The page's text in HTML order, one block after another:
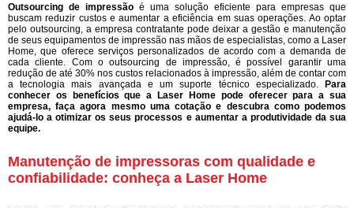
Outsourcing de impressão é uma solução eficiente para empresas que
buscam reduzir custos e aumentar a eficiência em suas operações. Ao optar
pelo outsourcing, a empresa contratante pode deixar a gestão e manutenção
de seus equipamentos de impressão nas mãos de especialistas, como a Laser
Home, que oferece serviços personalizados de acordo com a demanda de
cada cliente. Com o outsourcing de impressão, é possível garantir uma
redução de até 30% nos custos relacionados à impressão, além de contar com
a tecnologia mais avançada e um suporte técnico especializado. Para
conhecer os benefícios que a Laser Home pode oferecer para a sua
empresa, faça agora mesmo uma cotação e descubra como podemos
ajudá-lo a otimizar os seus processos e aumentar a produtividade da sua
equipe.
Manutenção de impressoras com qualidade e
confiabilidade: conheça a Laser Home